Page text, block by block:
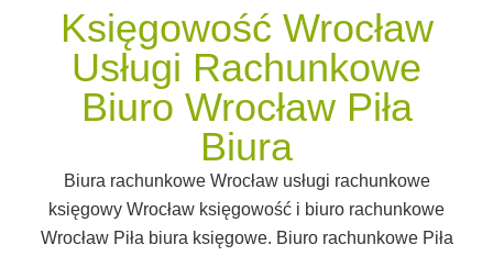
Księgowość Wrocław
Usługi Rachunkowe
Biuro Wrocław Piła
Biura
Biura rachunkowe Wrocław usługi rachunkowe
księgowy Wrocław księgowość i biuro rachunkowe
Wrocław Piła biura księgowe. Biuro rachunkowe Piła